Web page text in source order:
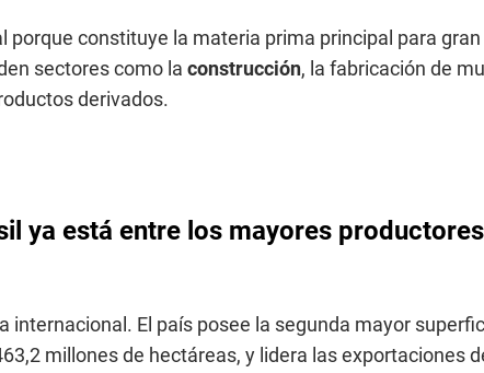
porque constituye la materia prima principal para
sectores como la construcción, la fabricación de
derivados.
ya está entre los mayores productores
internacional. El país posee la segunda mayor
millones de hectáreas, y lidera las exportaciones